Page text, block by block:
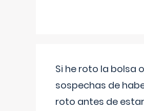
Si he roto la bolsa
sospechas de
roto antes de